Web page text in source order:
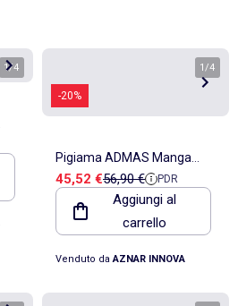
1/4
-20%
1 /4
Pigiama ADMAS Manga
Lunghezza Wallpaper Lou
Lou Returns per le donne
Prezzo di vendita
45,52 €Prezzo di riferimento
56,90 € PDR
Aggiungi al
carrello
Venduto da AZNAR INNOVA